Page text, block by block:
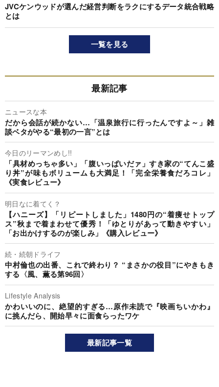
JVCケンウッドが選んだ経営判断をラクにするデータ統合戦略
とは
一覧を見る
最新記事
ニュースな本
だから会話が続かない…「温泉旅行に行ったんですよ～」雑
談ベタがやる“最初の一言”とは
今日のリーマンめし!!
「具材めっちゃ多い」「腹いっぱいだァ」すき家の“てんこ盛
り丼”が味もボリュームも大満足！「完全栄養食だろコレ」
《実食レビュー》
明日なに着てく？
【ハニーズ】「リピートしました」1480円の“着痩せトップ
ス”秋まで着まわせて優秀！「ゆとりがあって動きやすい」
「お出かけするのが楽しみ」《購入レビュー》
続・続朝ドライフ
中村倫也の出番、これで終わり？ “まさかの役目”にやきもき
する〈風、薫る第96回〉
Lifestyle Analysis
かわいいのに、絶望的すぎる…原作未読で『映画ちいかわ』
に挑んだら、開始早々に面食らったワケ
最新記事一覧